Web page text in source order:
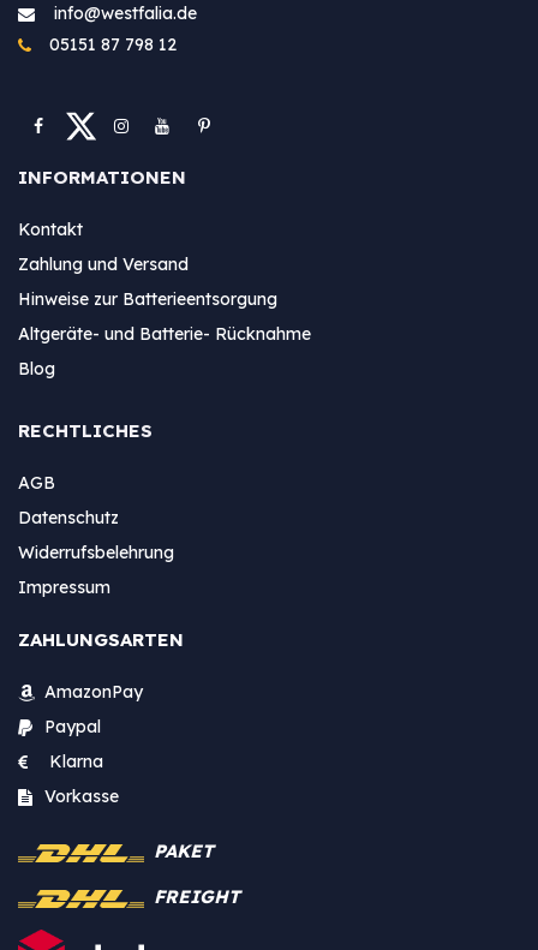
info@westfa​lia.de
05151 87 798 12
INFORMATIONEN
Kontakt
Zahlung und Versand
Hinweise zur Batterieentsorgung
Altgeräte- und Batterie- Rücknahme
Blog
RECHTLICHES
AGB
Datenschutz
Widerrufsbelehrung
Impressum
ZAHLUNGSARTEN
AmazonPay
Paypal
Klarna
Vorkasse
PAKET
FREIGHT